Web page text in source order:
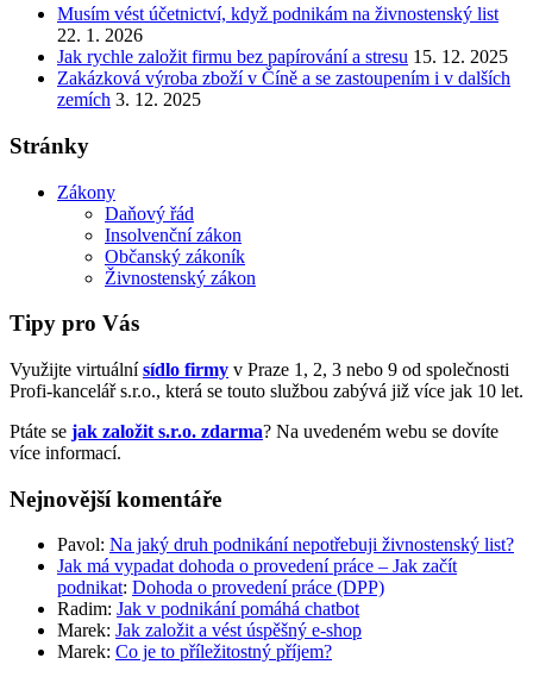
Musím vést účetnictví, když podnikám na živnostenský list
22. 1. 2026
Jak rychle založit firmu bez papírování a stresu 15. 12. 2025
Zakázková výroba zboží v Číně a se zastoupením i v dalších
zemích 3. 12. 2025
Stránky
Zákony
Daňový řád
Insolvenční zákon
Občanský zákoník
Živnostenský zákon
Tipy pro Vás
Využijte virtuálnísídlo firmy v Praze 1, 2, 3 nebo 9 od společnosti
Profi-kancelář s.r.o., která se touto službou zabývá již více jak 10 let.
Ptáte se jak založit s.r.o. zdarma? Na uvedeném webu se dovíte
více informací.
Nejnovější komentáře
Pavol: Na jaký druh podnikání nepotřebuji živnostenský list?
Jak má vypadat dohoda o provedení práce – Jak začít
podnikat: Dohoda o provedení práce (DPP)
Radim: Jak v podnikání pomáhá chatbot
Marek: Jak založit a vést úspěšný e-shop
Marek: Co je to příležitostný příjem?